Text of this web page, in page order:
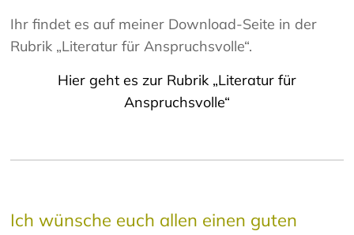
Ihr findet es auf meiner Download-Seite in der
Rubrik „Literatur für Anspruchsvolle“.
Hier geht es zur Rubrik „Literatur für
Anspruchsvolle“
Ich wünsche euch allen einen guten